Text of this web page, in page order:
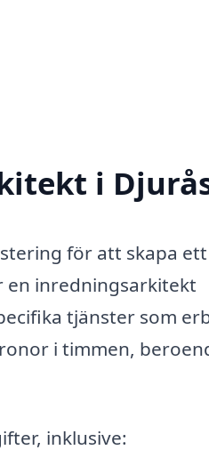
i
för att skapa ett
en inredningsarkitekt
tjänster som
i timmen,
inklusive: